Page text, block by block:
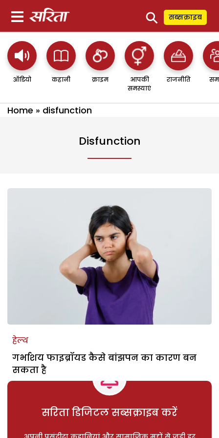
⚲ सब्सक्राइब
ऑडियो कहानी क्राइम
आपकी
समस्याएं
राजनीति
Home » disfunction
Disfunction
हेल्थ
गर्भाशय फाइब्रॉयड कैसे बांझपन का कारण बन
सकता है
सरिता डिजिटल सब्सक्राइब करें